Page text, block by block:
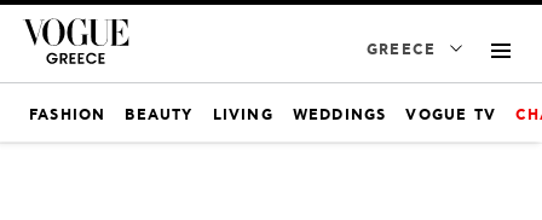
GREECE
FASHION BEAUTY LIVING WEDDINGS VOGUE TV